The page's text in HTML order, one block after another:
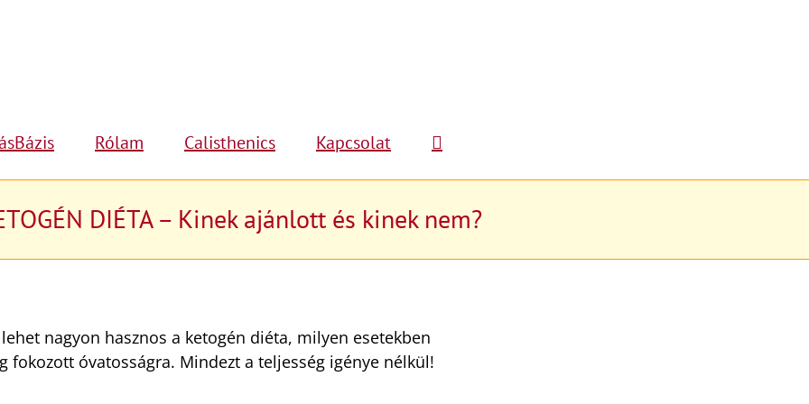
Rólam Calisthenics Kapcsolat
DIÉTA – Kinek ajánlott és kinek nem?
nagyon hasznos a ketogén diéta, milyen esetekben
fokozott óvatosságra. Mindezt a teljesség igénye nélkül!